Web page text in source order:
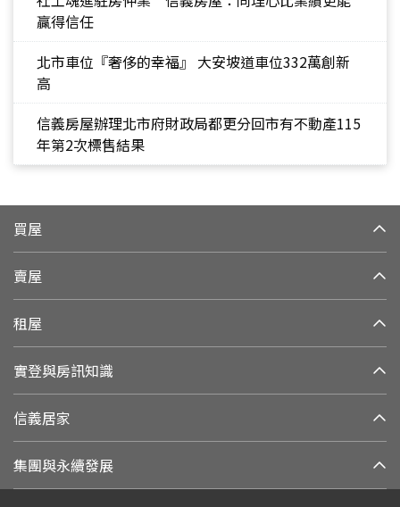
贏得信任
北市車位『奢侈的幸福』 大安坡道車位332萬創新
高
信義房屋辦理北市府財政局都更分回市有不動產115
年第2次標售結果
買屋
賣屋
租屋
實登與房訊知識
信義居家
集團與永續發展